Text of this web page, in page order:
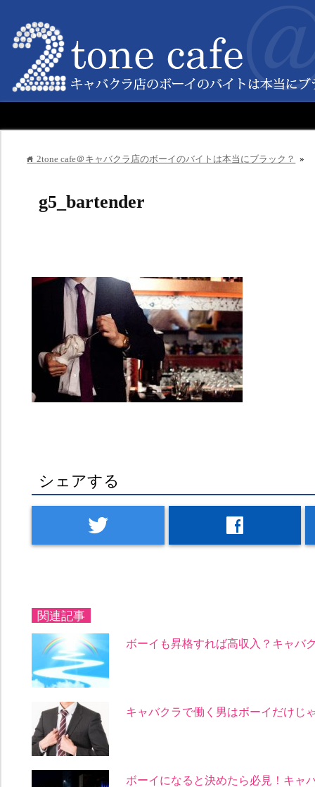
home2tone cafe＠キャバクラ店のボーイのバイトは本当にブラック？ »
g5_bartender
シェアする
twitter facebook
関連記事
ボーイも昇格すれば高収入？キャバ
キャバクラで働く男はボーイだけじ
ボーイになると決めたら必見！キャ